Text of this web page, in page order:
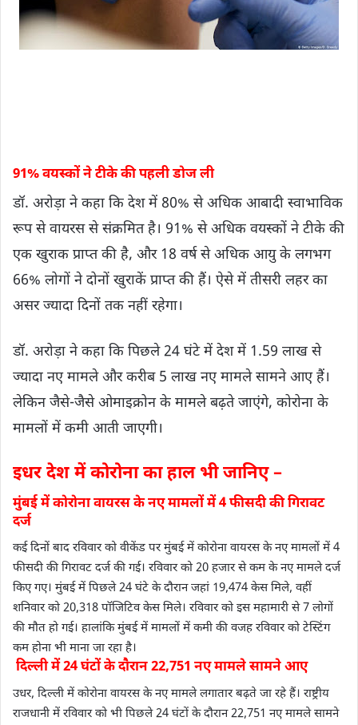
91% वयस्कों ने टीके की पहली डोज ली
डॉ. अरोड़ा ने कहा कि देश में 80% से अधिक आबादी स्वाभाविक
रूप से वायरस से संक्रमित है। 91% से अधिक वयस्कों ने टीके की
एक खुराक प्राप्त की है, और 18 वर्ष से अधिक आयु के लगभग
66% लोगों ने दोनों खुराकें प्राप्त की हैं। ऐसे में तीसरी लहर का
असर ज्यादा दिनों तक नहीं रहेगा।
डॉ. अरोड़ा ने कहा कि पिछले 24 घंटे में देश में 1.59 लाख से
ज्यादा नए मामले और करीब 5 लाख नए मामले सामने आए हैं।
लेकिन जैसे-जैसे ओमाइक्रोन के मामले बढ़ते जाएंगे, कोरोना के
मामलों में कमी आती जाएगी।
इधर देश में कोरोना का हाल भी जानिए –
मुंबई में कोरोना वायरस के नए मामलों में 4 फीसदी की गिरावट
दर्ज
कई दिनों बाद रविवार को वी​केंड पर मुंबई में कोरोना वायरस के नए मामलों में 4
फीसदी की गिरावट दर्ज की गई। रविवार को 20 हजार से कम के नए मामले दर्ज
किए गए। मुंबई में पिछले 24 घंटे के दौरान जहां 19,474 केस मिले, वहीं
शनिवार को 20,318 पॉजिटिव केस मिले। रविवार को इस महामारी से 7 लोगों
की मौत हो गई। हालांकि मुंबई में मामलों में कमी की वजह रविवार को टेस्टिंग
कम होना भी माना जा रहा है।
दिल्ली में 24 घंटों के दौरान 22,751 नए मामले सामने आए
उधर, दिल्ली में कोरोना वायरस के नए मामले लगातार बढ़ते जा रहे हैं। राष्ट्रीय
राजधानी में रविवार को भी पिछले 24 घंटों के दौरान 22,751 नए मामले सामने